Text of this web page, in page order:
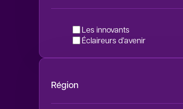
Les innovants
Éclaireurs d’avenir
Région